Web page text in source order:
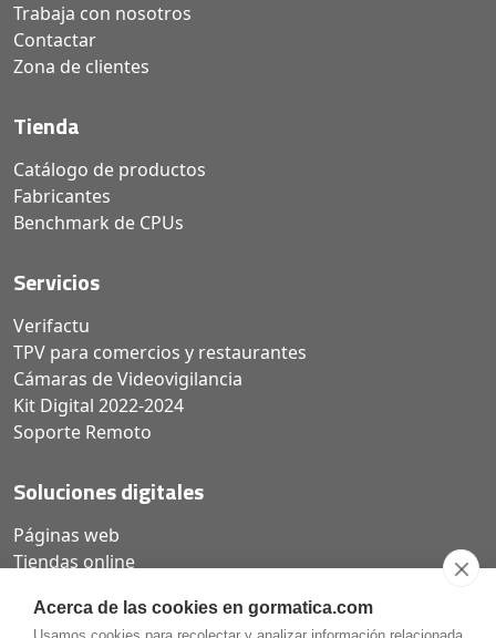
Acerca de las cookies en gormatica.com
Trabaja con nosotros
Contactar
Zona de clientes
Tienda
Catálogo de productos
Fabricantes
Benchmark de CPUs
Servicios
Verifactu
TPV para comercios y restaurantes
Cámaras de Videovigilancia
Kit Digital 2022-2024
Soporte Remoto
Soluciones digitales
Páginas web
Tiendas online